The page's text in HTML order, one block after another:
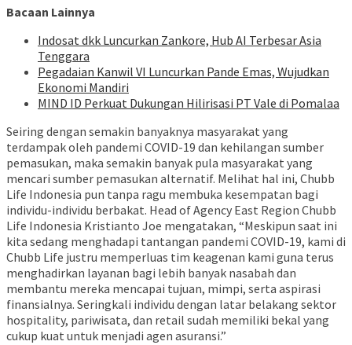
Bacaan Lainnya
Indosat dkk Luncurkan Zankore, Hub AI Terbesar Asia
Tenggara
Pegadaian Kanwil VI Luncurkan Pande Emas, Wujudkan
Ekonomi Mandiri
MIND ID Perkuat Dukungan Hilirisasi PT Vale di Pomalaa
Seiring dengan semakin banyaknya masyarakat yang
terdampak oleh pandemi COVID-19 dan kehilangan sumber
pemasukan, maka semakin banyak pula masyarakat yang
mencari sumber pemasukan alternatif. Melihat hal ini, Chubb
Life Indonesia pun tanpa ragu membuka kesempatan bagi
individu-individu berbakat. Head of Agency East Region Chubb
Life Indonesia Kristianto Joe mengatakan, “Meskipun saat ini
kita sedang menghadapi tantangan pandemi COVID-19, kami di
Chubb Life justru memperluas tim keagenan kami guna terus
menghadirkan layanan bagi lebih banyak nasabah dan
membantu mereka mencapai tujuan, mimpi, serta aspirasi
finansialnya. Seringkali individu dengan latar belakang sektor
hospitality, pariwisata, dan retail sudah memiliki bekal yang
cukup kuat untuk menjadi agen asuransi.”